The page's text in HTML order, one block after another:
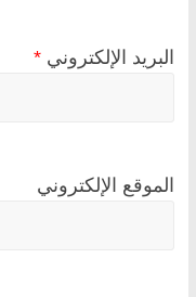
البريد الإلكتروني *
الموقع الإلكتروني